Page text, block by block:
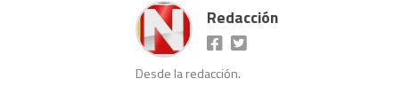
Redacción
Desde la redacción.